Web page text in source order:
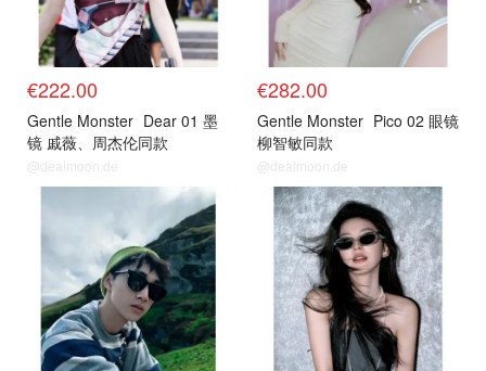
€222.00
Gentle Monster Dear 01 墨
镜 戚薇、周杰伦同款
@dealmoon.de
€282.00
Gentle Monster Pico 02 眼镜
柳智敏同款
@dealmoon.de